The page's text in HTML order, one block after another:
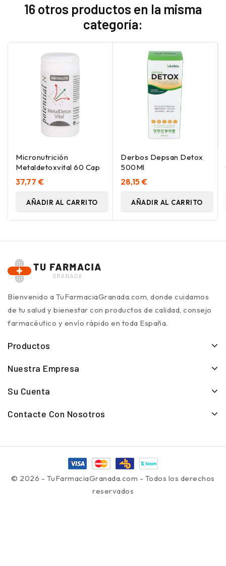
16 otros productos en la misma
categoría:
Micronutrición
Metaldetoxvital 60 Cap
37,77 €
AÑADIR AL CARRITO
Derbos Depsan Detox
500Ml
28,15 €
AÑADIR AL CARRITO
Bienvenido a TuFarmaciaGranada.com, donde cuidamos
de tu salud y bienestar con productos de calidad, consejo
farmacéutico y envío rápido en toda España.
Productos
Nuestra Empresa
Su Cuenta
Contacte Con Nosotros
© 2026 - TuFarmaciaGranada.com - Todos los derechos
reservados